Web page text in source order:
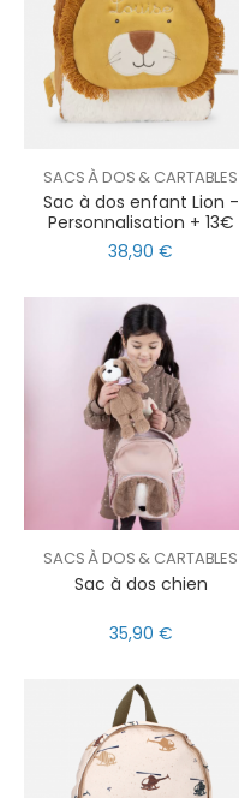
SACS À DOS & CARTABLES
Sac à dos enfant Lion -
Personnalisation + 13€
38,90 €
SACS À DOS & CARTABLES
Sac à dos chien
35,90 €